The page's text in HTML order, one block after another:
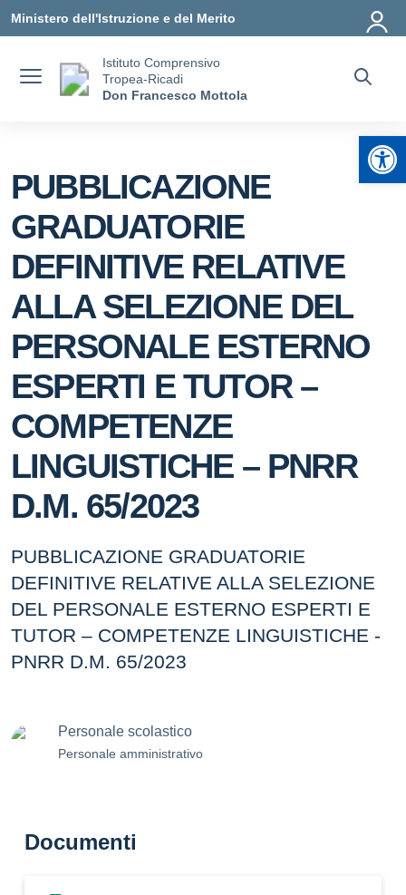
Ministero dell'Istruzione e del Merito
Istituto Comprensivo
Tropea-Ricadi
Don Francesco Mottola
PUBBLICAZIONE
GRADUATORIE
DEFINITIVE RELATIVE
ALLA SELEZIONE DEL
PERSONALE ESTERNO
ESPERTI E TUTOR –
COMPETENZE
LINGUISTICHE – PNRR
D.M. 65/2023
PUBBLICAZIONE GRADUATORIE
DEFINITIVE RELATIVE ALLA SELEZIONE
DEL PERSONALE ESTERNO ESPERTI E
TUTOR – COMPETENZE LINGUISTICHE -
PNRR D.M. 65/2023
Personale scolastico
Personale amministrativo
Documenti